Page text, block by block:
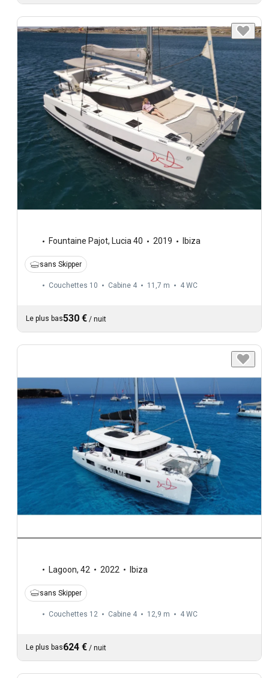
Fountaine Pajot, Lucia 40 2019 Ibiza
sans Skipper
Couchettes 10 Cabine 4 11,7 m 4 WC
Le plus bas530 € / nuit
Lagoon, 42 2022 Ibiza
sans Skipper
Couchettes 12 Cabine 4 12,9 m 4 WC
Le plus bas624 € / nuit